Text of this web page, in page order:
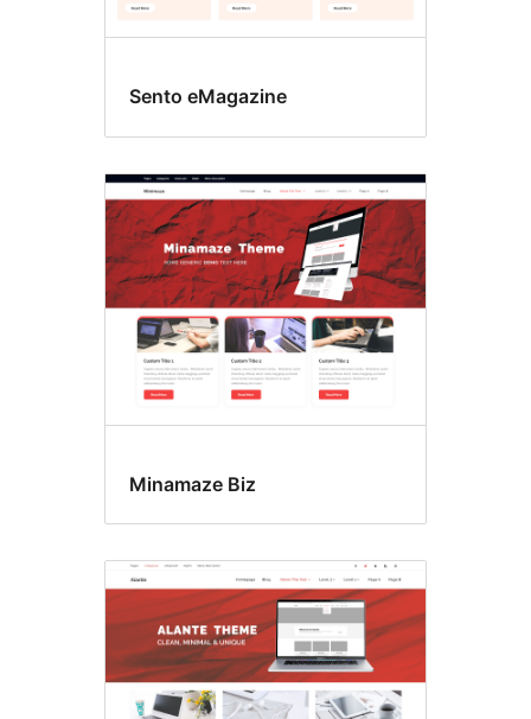
Sento eMagazine
Minamaze Biz